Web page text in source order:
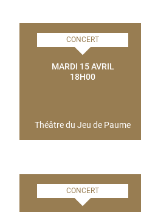
CONCERT
MARDI 15 AVRIL
18H00
Théâtre du Jeu de Paume
CONCERT